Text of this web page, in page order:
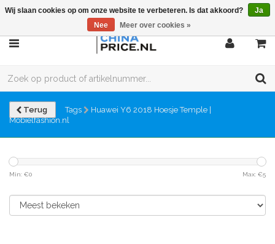
Terug Tags
Huawei Y6 2018 Hoesje Temple |
Mobielfashion.nl
Min: €0 Max: €5
Wij slaan cookies op om onze website te verbeteren. Is dat akkoord?
Ja
Nee
Meer over cookies »